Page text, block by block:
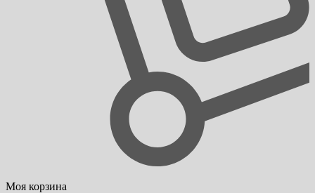
Моя корзина